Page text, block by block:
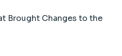
Brought Changes to the